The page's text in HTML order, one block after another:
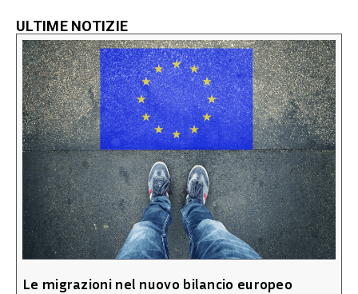
ULTIME NOTIZIE
Le migrazioni nel nuovo bilancio europeo